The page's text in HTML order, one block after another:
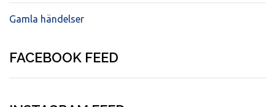
Gamla händelser
FACEBOOK FEED